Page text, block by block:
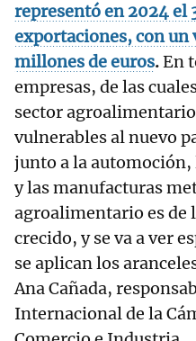
representó en 2024 el
exportaciones, con
millones de euros.En
empresas, de las
sector
vulnerables al nuevo
junto a la
y las manufacturas
agroalimentario es de
crecido, y se va a ver
se aplican los
Ana Cañada,
Internacional de la